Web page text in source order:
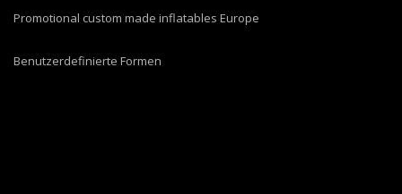
Promotional custom made inflatables Europe
Benutzerdefinierte Formen